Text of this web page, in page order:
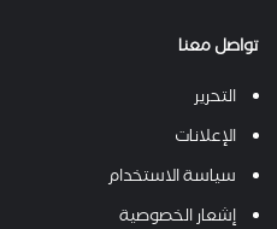
تواصل معنا
التحرير
الإعلانات
سياسة الاستخدام
إشعار الخصوصية